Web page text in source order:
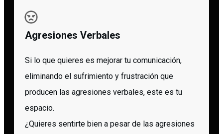
Agresiones Verbales
Si lo que quieres es mejorar tu comunicación,
eliminando el sufrimiento y frustración que
producen las agresiones verbales, este es tu
espacio.
¿Quieres sentirte bien a pesar de las agresiones